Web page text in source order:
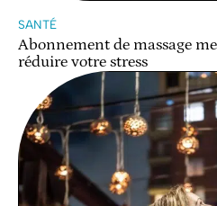
SANTÉ
Abonnement de massage
réduire votre stress